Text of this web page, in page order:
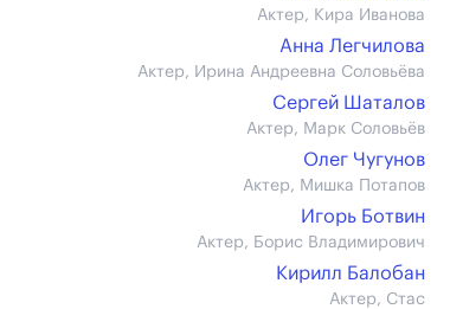
Актер, Кира Иванова
Анна Легчилова
Актер, Ирина Андреевна Соловьёва
Сергей Шаталов
Актер, Марк Соловьёв
Олег Чугунов
Актер, Мишка Потапов
Игорь Ботвин
Актер, Борис Владимирович
Кирилл Балобан
Актер, Стас